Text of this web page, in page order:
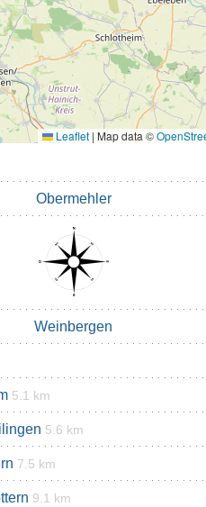
Leaflet | Map data ©
Obermehler
Weinbergen
5.1 km
5.6 km
7.5 km
9.1 km